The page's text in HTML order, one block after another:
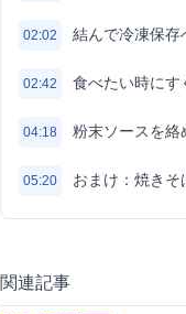
02:02 結んで冷凍保存
02:42 食べたい時にす
04:18 粉末ソースを絡
05:20 おまけ：焼きそ
関連記事